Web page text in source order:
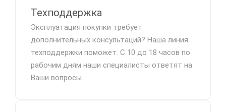
Техподдержка
Эксплуатация покупки требует
дополнительных консультаций? Наша линия
техподдержки поможет. С 10 до 18 часов по
рабочим дням наши специалисты ответят на
Ваши вопросы.